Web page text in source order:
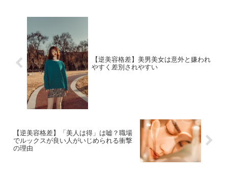
【逆美容格差】美男美女は意外と嫌われ
やすく差別されやすい
【逆美容格差】「美人は得」は嘘？職場
でルックスが良い人がいじめられる衝撃
の理由